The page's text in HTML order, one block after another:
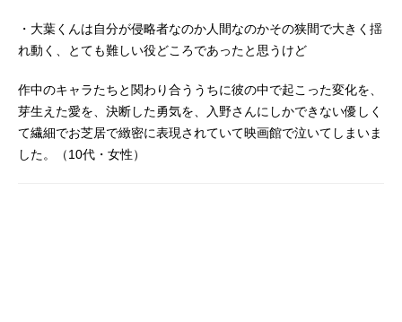
田りら中川凰蘭：あの栗原キホ：種
﨑敦美出元亜衣：島袋美由利平間
ず未田井沼マコト：白石涼子大葉圭
太：入野自由小比類巻健一：内山昂
輝渡良瀬：坂泰斗中川ひろし：諏訪
・大葉くんは自分が侵略者なのか人間なのかその狭間で大きく揺
れ動く、とても難しい役どころであったと思うけど
作中のキャラたちと関わり合ううちに彼の中で起こった変化を、
芽生えた愛を、決断した勇気を、入野さんにしかできない優しく
て繊細でお芝居で緻密に表現されていて映画館で泣いてしまいま
した。（10代・女性）